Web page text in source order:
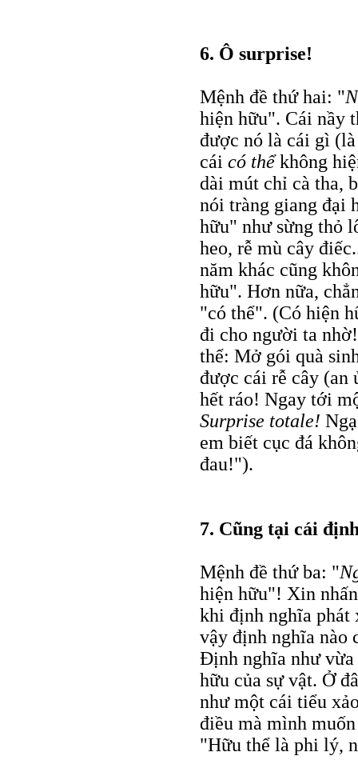
6. Ô surprise!
Mệnh đề thứ hai: "
hiện hữu". Cái nầy
được nó là cái gì
cái có thểkhông
dài mút chỉ cà tha,
nói tràng giang đại
hữu" như sừng thỏ
heo, rễ mù cây
năm khác cũng
hữu". Hơn nữa,
"có thể". (Có hiện
đi cho người ta
thể: Mở gói quà
được cái rễ cây (an
hết ráo! Ngay tới
Surprise totale!
em biết cục đá
đau!").
7. Cũng tại cái
Mệnh đề thứ ba: "
hiện hữu"! Xin
khi định nghĩa
vậy định nghĩa nào
Định nghĩa như
hữu của sự vật. Ở
như một cái tiểu
điều mà mình
"Hữu thể là phi lý,